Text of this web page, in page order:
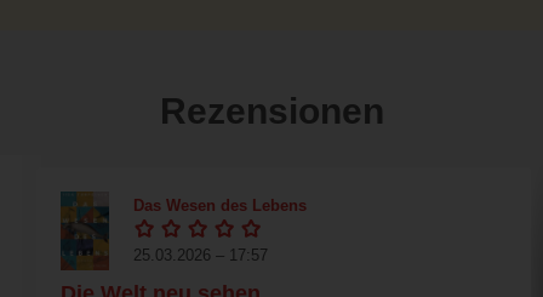
Rezensionen
Das Wesen des Lebens
25.03.2026 – 17:57